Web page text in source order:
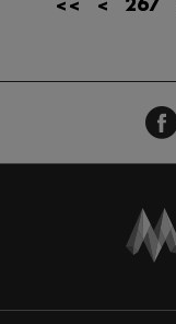
<< < 267